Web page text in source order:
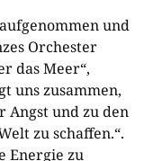
und
Orchester
das Meer“,
uns zusammen,
Angst und zu den
zu schaffen.“.
Energie zu